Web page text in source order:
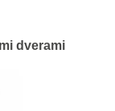
dverami